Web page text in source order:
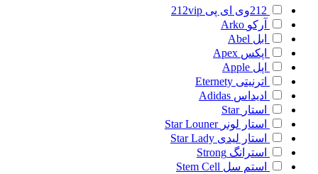
212وی ای پی
212vip
آرکو Arko
ابل Abel
اپکس Apex
اپل Apple
اترنیتی Eternety
ادیداس Adidas
استار Star
استار لونر Star Louner
استار لیدی Star Lady
استرانگ Strong
استم سل Stem Cell